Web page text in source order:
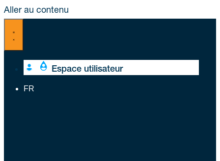
Aller au contenu
Espace utilisateur
FR